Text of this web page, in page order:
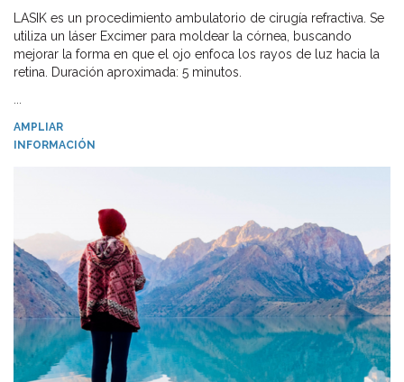
LASIK es un procedimiento ambulatorio de cirugía refractiva. Se
utiliza un láser Excimer para moldear la córnea, buscando
mejorar la forma en que el ojo enfoca los rayos de luz hacia la
retina. Duración aproximada: 5 minutos.
...
AMPLIAR
INFORMACIÓN